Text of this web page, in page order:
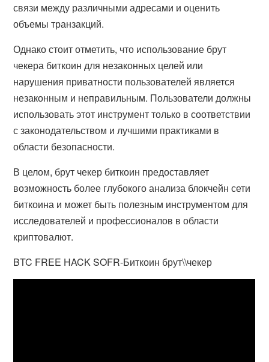
связи между различными адресами и оценить
объемы транзакций.
Однако стоит отметить, что использование брут
чекера биткоин для незаконных целей или
нарушения приватности пользователей является
незаконным и неправильным. Пользователи должны
использовать этот инструмент только в соответствии
с законодательством и лучшими практиками в
области безопасности.
В целом, брут чекер биткоин предоставляет
возможность более глубокого анализа блокчейн сети
биткоина и может быть полезным инструментом для
исследователей и профессионалов в области
криптовалют.
BTC FREE HACK SOFR-Биткоин брут\\чекер